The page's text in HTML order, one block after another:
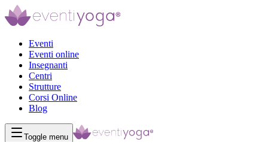
Eventi
Eventi online
Insegnanti
Centri
Strutture
Corsi Online
Blog
Toggle menu